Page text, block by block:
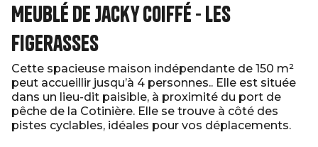
Meublé de Jacky Coiffé - Les
Figerasses
Cette spacieuse maison indépendante de 150 m²
peut accueillir jusqu’à 4 personnes.. Elle est située
dans un lieu-dit paisible, à proximité du port de
pêche de la Cotinière. Elle se trouve à côté des
pistes cyclables, idéales pour vos déplacements.